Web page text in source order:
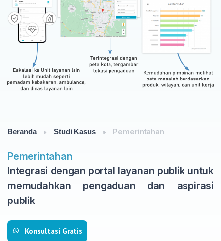
Beranda Studi Kasus Pemerintahan
Pemerintahan
Integrasi dengan portal layanan publik untuk
memudahkan pengaduan dan aspirasi
publik
Konsultasi Gratis